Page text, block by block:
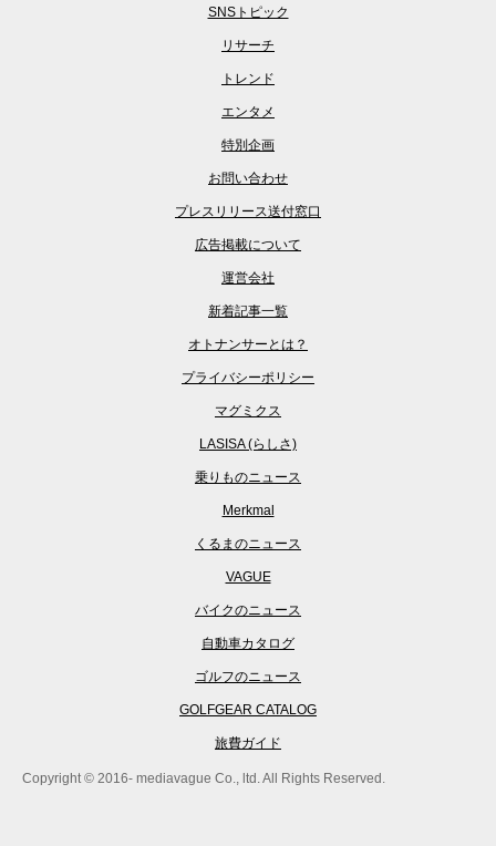
SNSトピック
リサーチ
トレンド
エンタメ
特別企画
お問い合わせ
プレスリリース送付窓口
広告掲載について
運営会社
新着記事一覧
オトナンサーとは？
プライバシーポリシー
マグミクス
LASISA (らしさ)
乗りものニュース
Merkmal
くるまのニュース
VAGUE
バイクのニュース
自動車カタログ
ゴルフのニュース
GOLFGEAR CATALOG
旅費ガイド
Copyright © 2016- mediavague Co., ltd. All Rights Reserved.